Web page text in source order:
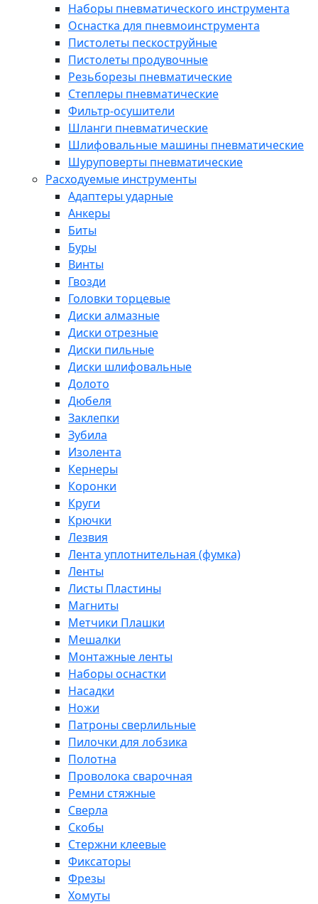
Наборы пневматического инструмента
Оснастка для пневмоинструмента
Пистолеты пескоструйные
Пистолеты продувочные
Резьборезы пневматические
Степлеры пневматические
Фильтр-осушители
Шланги пневматические
Шлифовальные машины пневматические
Шуруповерты пневматические
Расходуемые инструменты
Адаптеры ударные
Анкеры
Биты
Буры
Винты
Гвозди
Головки торцевые
Диски алмазные
Диски отрезные
Диски пильные
Диски шлифовальные
Долото
Дюбеля
Заклепки
Зубила
Изолента
Кернеры
Коронки
Круги
Крючки
Лезвия
Лента уплотнительная (фумка)
Ленты
Листы Пластины
Магниты
Метчики Плашки
Мешалки
Монтажные ленты
Наборы оснастки
Насадки
Ножи
Патроны сверлильные
Пилочки для лобзика
Полотна
Проволока сварочная
Ремни стяжные
Сверла
Скобы
Стержни клеевые
Фиксаторы
Фрезы
Хомуты